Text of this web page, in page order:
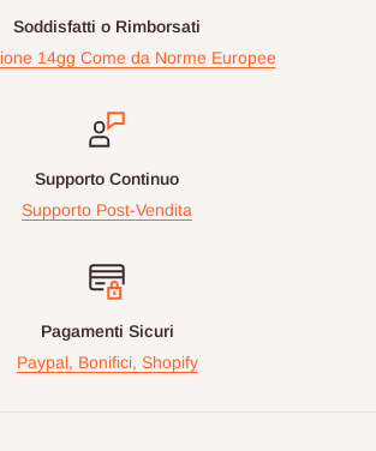
Soddisfatti o Rimborsati
14gg Come da Norme Europee
Supporto Continuo
Supporto Post-Vendita
Pagamenti Sicuri
Paypal, Bonifici, Shopify